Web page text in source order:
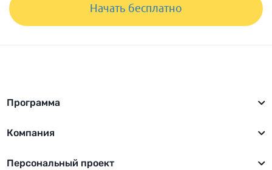
Начать бесплатно
Программа
Компания
Персональный проект